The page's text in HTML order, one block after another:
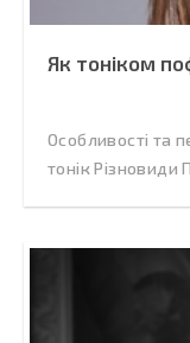
Як тоніком
Особливості та
тонік Різновиди